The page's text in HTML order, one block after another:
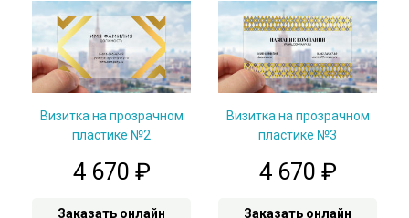
Визитка на прозрачном
пластике №2
4 670 ₽
Заказать онлайн
Визитка на прозрачном
пластике №3
4 670 ₽
Заказать онлайн